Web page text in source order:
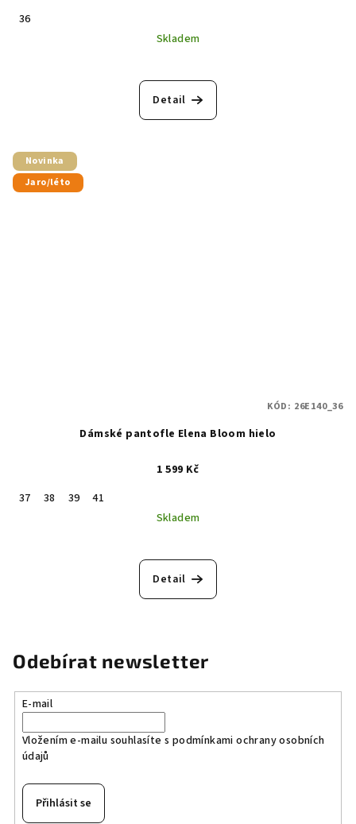
36
Skladem
Detail
Novinka
Jaro/léto
Dámské pantofle Elena Bloom hielo
1 599 Kč
37
38 39
41
Skladem
Detail
KÓD: 26E140_36
Odebírat newsletter
E-mail
Vložením e-mailu souhlasíte s podmínkami ochrany osobních
údajů
Přihlásit se